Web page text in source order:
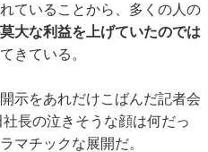
ていることから、多くの人の
大な利益を上げていたのでは
きている。
示をあれだけこばんだ記者会
長の泣きそうな顔は何だっ
マチックな展開だ。